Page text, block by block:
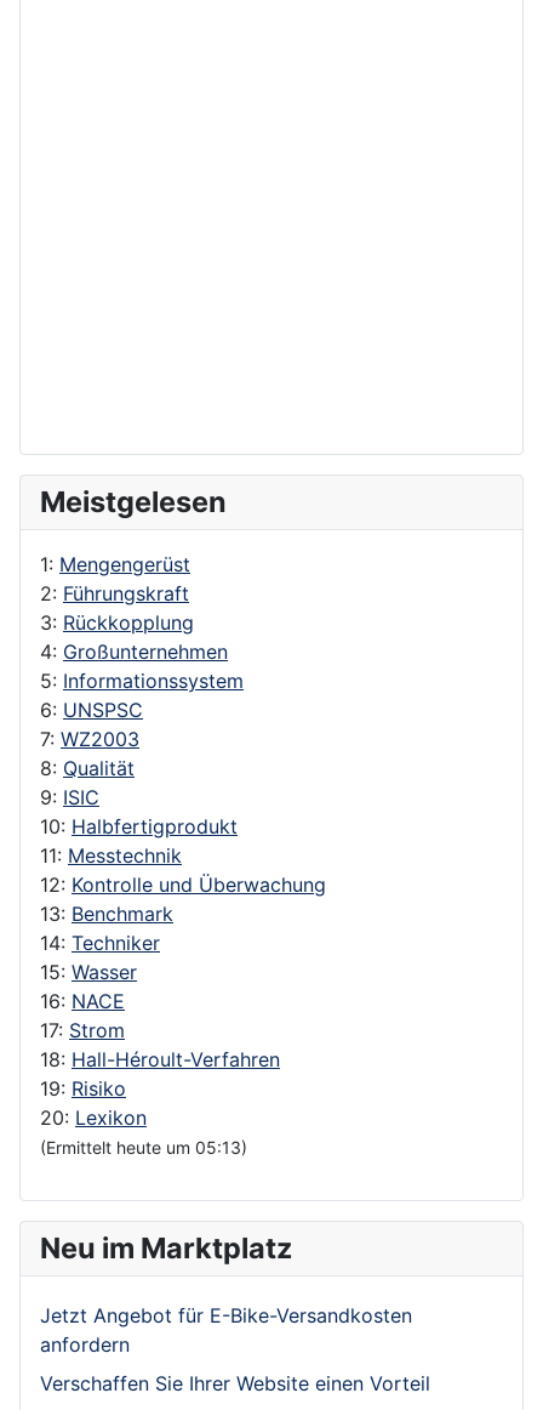
Meistgelesen
1: Mengengerüst
2: Führungskraft
3: Rückkopplung
4: Großunternehmen
5: Informationssystem
6: UNSPSC
7: WZ2003
8: Qualität
9: ISIC
10: Halbfertigprodukt
11: Messtechnik
12: Kontrolle und Überwachung
13: Benchmark
14: Techniker
15: Wasser
16: NACE
17: Strom
18: Hall-Héroult-Verfahren
19: Risiko
20: Lexikon
(Ermittelt heute um 05:13)
Neu im Marktplatz
Jetzt Angebot für E-Bike-Versandkosten
anfordern
Verschaffen Sie Ihrer Website einen Vorteil